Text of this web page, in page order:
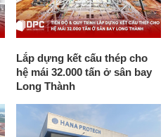
Lắp dựng kết cấu thép cho
hệ mái 32.000 tấn ở sân bay
Long Thành